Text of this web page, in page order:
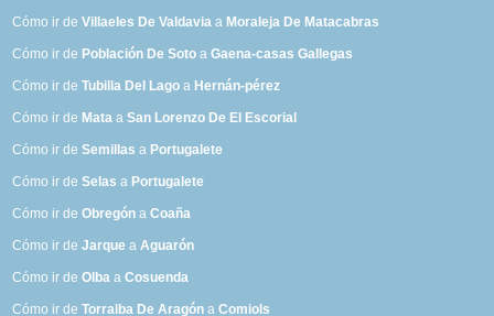
Cómo ir deVillaeles De Valdavia a Moraleja De Matacabras
Cómo ir de Población De Soto aGaena-casas Gallegas
Cómo ir deTubilla Del Lago a Hernán-pérez
Cómo ir de Mata aSan Lorenzo De El Escorial
Cómo ir deSemillas a Portugalete
Cómo ir deSelas a Portugalete
Cómo ir deObregón aCoaña
Cómo ir deJarque aAguarón
Cómo ir deOlba aCosuenda
Cómo ir deTorralba De Aragón aComiols